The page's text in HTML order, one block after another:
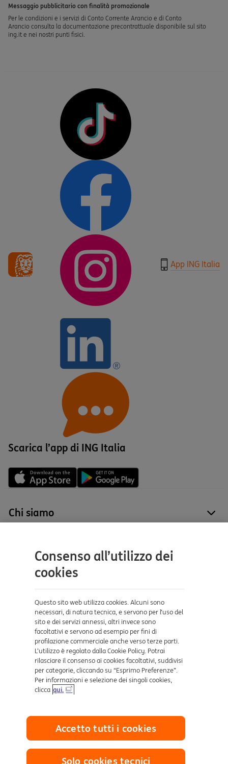
Messaggio pubblicitario con finalità promozionale
Per le condizioni e i servizi di Conto Corrente Arancio e di Conto
Arancio consulta la documentazione precontrattuale disponibile sul sito
ing.it e nei nostri punti fisici.
App ING Italia
Scarica l’app di ING Italia
Chi siamo
Aiuto e supporto
Dove ci trovi
Certificazioni
Collegamenti utili
Mappa del sito
Trasparenza
Consenso all’utilizzo dei
cookies
Questo sito web utilizza cookies. Alcuni sono
necessari, di natura tecnica, e servono per l’uso del
sito e dei servizi annessi, altri invece sono
facoltativi e servono ad esempio per fini di
profilazione commerciale anche verso terze parti.
L’utilizzo è regolato dalla Cookie Policy. Potrai
rilasciare il consenso ai cookies facoltativi, suddivisi
per categorie, cliccando su “Esprimo Preferenze”.
Per informazioni e selezione dei singoli cookies,
clicca qui.
Solo cookies tecnici
Accetto tutti i cookies